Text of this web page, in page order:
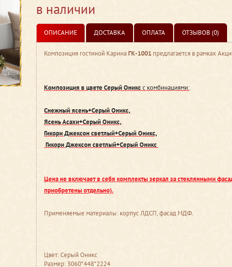
в наличии
ОПИСАНИЕ ДОСТАВКА ОПЛАТА ОТЗЫВОВ (0)
Композиция гостиной КаринаГК-1001 предлагается в рамках
Композиция в цвете Серый Ониксс комбинациями:
Снежный ясень+Серый Оникс,
Ясень Асахи+Серый Оникс,
Гикори Джексон светлый+Серый Оникс,
Гикори Джексон светлый+Серый Оникс
Ценане включает в себя комплекты зеркал за стеклянными
приобретены отдельно).
Применяемые материалы: корпус ЛДСП, фасад МДФ.
Цвет: Серый Оникс
Размер: 3060*448*2224